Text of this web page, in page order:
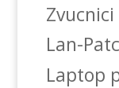
Lan-
Laptop